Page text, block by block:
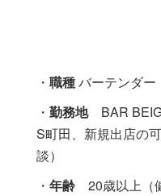
・ 職種バーテンダー
・ 勤務地BAR
S町田、新規出店の
談）
・ 年齢 20歳以上（